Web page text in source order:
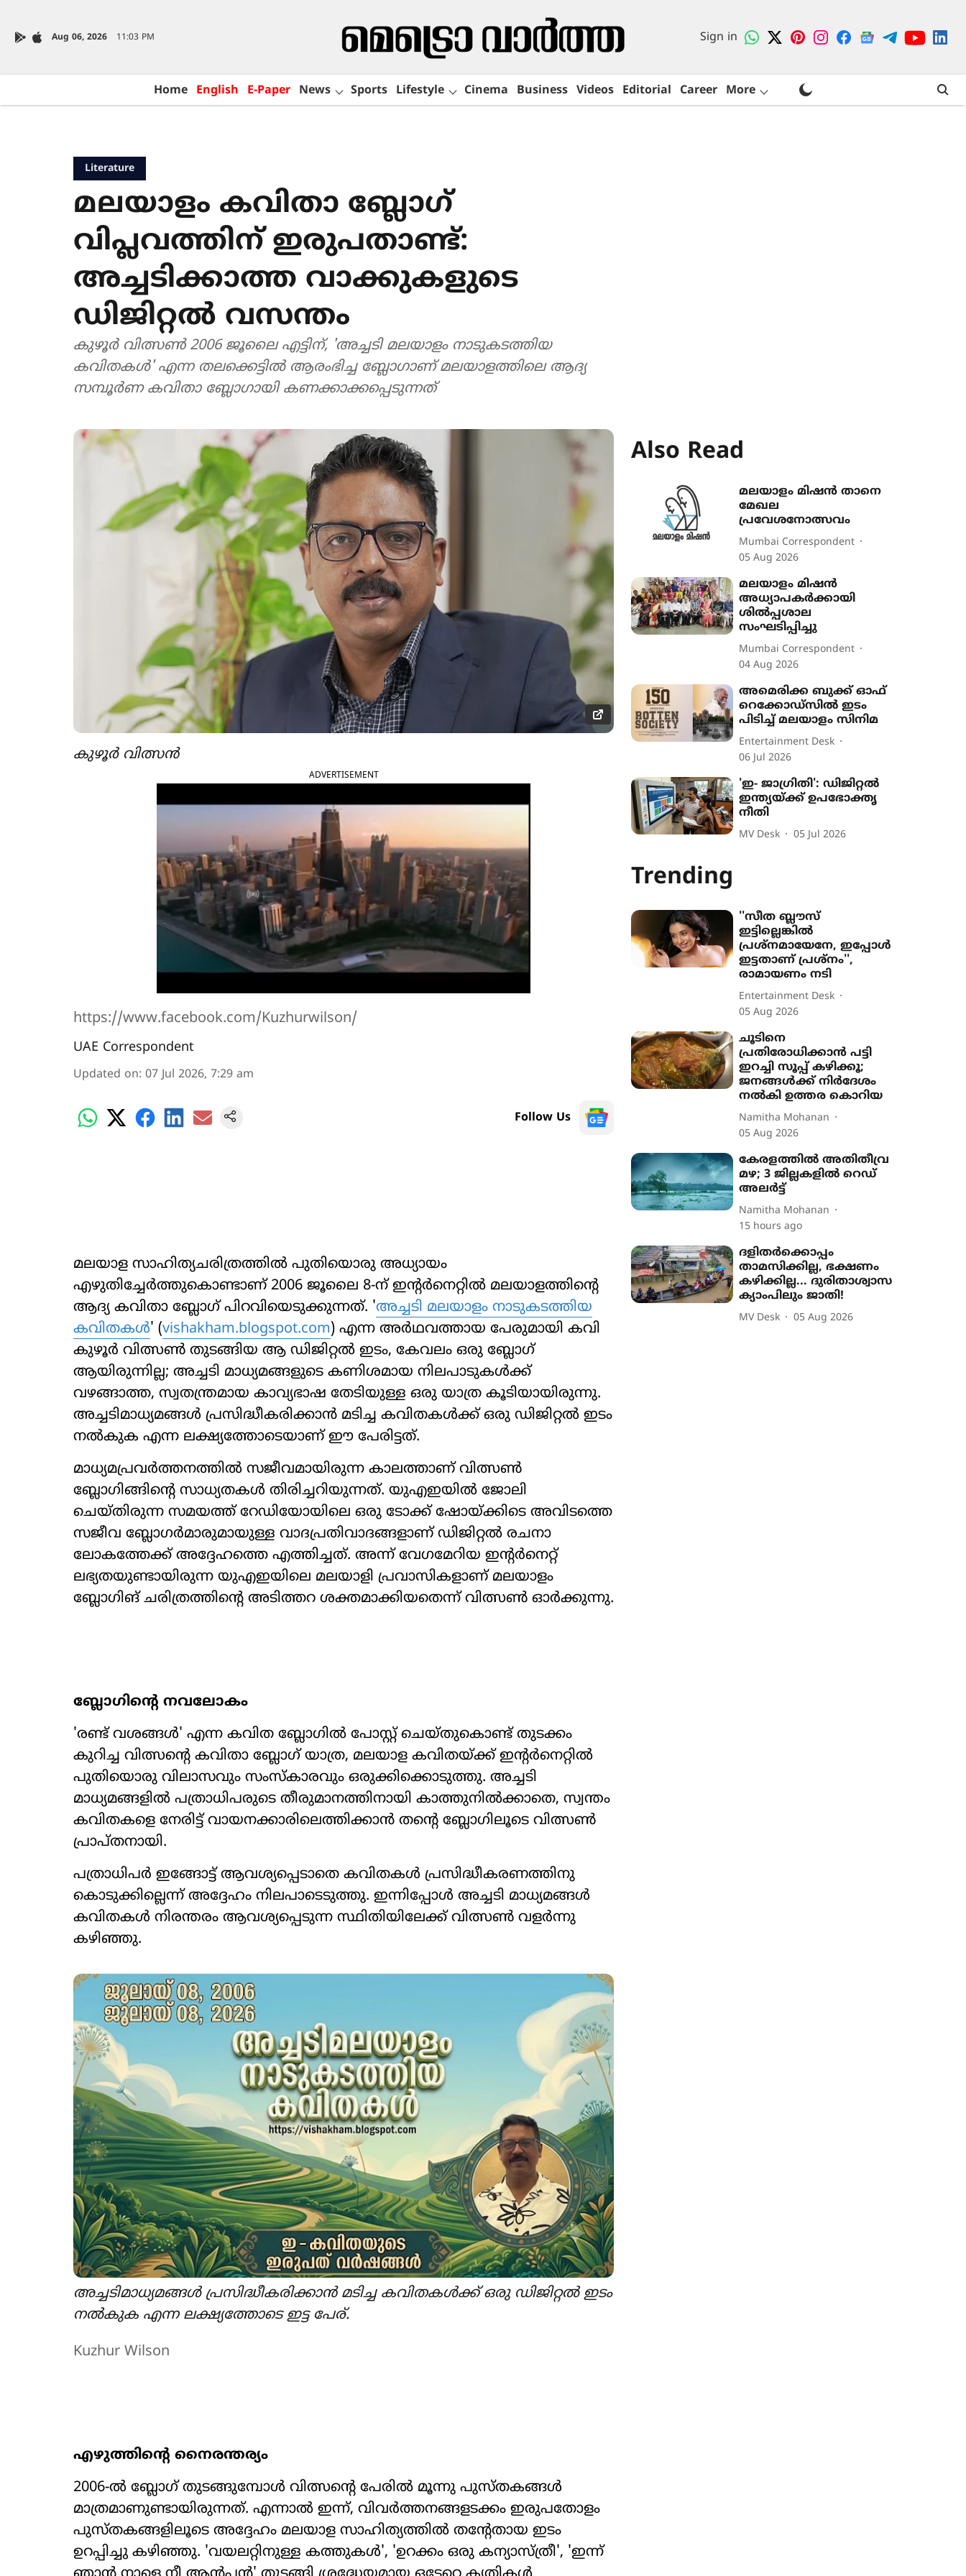
Aug 06, 2026 11:03 PM Sign in
Home English E-Paper News Sports Lifestyle Cinema Business Videos Editorial Career More
Literature
മലയാളം കവിതാ ബ്ലോഗ്
വിപ്ലവത്തിന് ഇരുപതാണ്ട്:
അച്ചടിക്കാത്ത വാക്കുകളുടെ
ഡിജിറ്റൽ വസന്തം
കുഴൂർ വിത്സൺ 2006 ജൂലൈ എട്ടിന്, 'അച്ചടി മലയാളം നാടുകടത്തിയ
കവിതകൾ' എന്ന തലക്കെട്ടിൽ ആരംഭിച്ച ബ്ലോഗാണ് മലയാളത്തിലെ ആദ്യ
സമ്പൂർണ കവിതാ ബ്ലോഗായി കണക്കാക്കപ്പെടുന്നത്
കുഴൂർ വിത്സൻ
ADVERTISEMENT
https://www.facebook.com/Kuzhurwilson/
UAE Correspondent
Updated on: 07 Jul 2026, 7:29 am
Follow Us
മലയാള സാഹിത്യചരിത്രത്തിൽ പുതിയൊരു അധ്യായം
എഴുതിച്ചേർത്തുകൊണ്ടാണ് 2006 ജൂലൈ 8-ന് ഇന്‍റർനെറ്റിൽ മലയാളത്തിന്‍റെ
ആദ്യ കവിതാ ബ്ലോഗ് പിറവിയെടുക്കുന്നത്. 'അച്ചടി മലയാളം നാടുകടത്തിയ
കവിതകൾ' (vishakham.blogspot.com) എന്ന അർഥവത്തായ പേരുമായി കവി
കുഴൂർ വിത്സൺ തുടങ്ങിയ ആ ഡിജിറ്റൽ ഇടം, കേവലം ഒരു ബ്ലോഗ്
ആയിരുന്നില്ല; അച്ചടി മാധ്യമങ്ങളുടെ കണിശമായ നിലപാടുകൾക്ക്
വഴങ്ങാത്ത, സ്വതന്ത്രമായ കാവ്യഭാഷ തേടിയുള്ള ഒരു യാത്ര കൂടിയായിരുന്നു.
അച്ചടിമാധ്യമങ്ങൾ പ്രസിദ്ധീകരിക്കാൻ മടിച്ച കവിതകൾക്ക് ഒരു ഡിജിറ്റൽ ഇടം
നൽകുക എന്ന ലക്ഷ്യത്തോടെയാണ് ഈ പേരിട്ടത്.
മാധ്യമപ്രവർത്തനത്തിൽ സജീവമായിരുന്ന കാലത്താണ് വിത്സൺ
ബ്ലോഗിങ്ങിന്‍റെ സാധ്യതകൾ തിരിച്ചറിയുന്നത്. യുഎഇയിൽ ജോലി
ചെയ്തിരുന്ന സമയത്ത് റേഡിയോയിലെ ഒരു ടോക്ക് ഷോയ്ക്കിടെ അവിടത്തെ
സജീവ ബ്ലോഗർമാരുമായുള്ള വാദപ്രതിവാദങ്ങളാണ് ഡിജിറ്റൽ രചനാ
ലോകത്തേക്ക് അദ്ദേഹത്തെ എത്തിച്ചത്. അന്ന് വേഗമേറിയ ഇന്‍റർനെറ്റ്
ലഭ്യതയുണ്ടായിരുന്ന യുഎഇയിലെ മലയാളി പ്രവാസികളാണ് മലയാളം
ബ്ലോഗിങ് ചരിത്രത്തിന്‍റെ അടിത്തറ ശക്തമാക്കിയതെന്ന് വിത്സൺ ഓർക്കുന്നു.
ബ്ലോഗിന്‍റെ നവലോകം
'രണ്ട് വശങ്ങൾ' എന്ന കവിത ബ്ലോഗിൽ പോസ്റ്റ് ചെയ്തുകൊണ്ട് തുടക്കം
കുറിച്ച വിത്സന്‍റെ കവിതാ ബ്ലോഗ് യാത്ര, മലയാള കവിതയ്ക്ക് ഇന്‍റർനെറ്റിൽ
പുതിയൊരു വിലാസവും സംസ്കാരവും ഒരുക്കിക്കൊടുത്തു. അച്ചടി
മാധ്യമങ്ങളിൽ പത്രാധിപരുടെ തീരുമാനത്തിനായി കാത്തുനിൽക്കാതെ, സ്വന്തം
കവിതകളെ നേരിട്ട് വായനക്കാരിലെത്തിക്കാൻ തന്‍റെ ബ്ലോഗിലൂടെ വിത്സൺ
പ്രാപ്തനായി.
പത്രാധിപർ ഇങ്ങോട്ട് ആവശ്യപ്പെടാതെ കവിതകൾ പ്രസിദ്ധീകരണത്തിനു
കൊടുക്കില്ലെന്ന് അദ്ദേഹം നിലപാടെടുത്തു. ഇന്നിപ്പോൾ അച്ചടി മാധ്യമങ്ങൾ
കവിതകൾ നിരന്തരം ആവശ്യപ്പെടുന്ന സ്ഥിതിയിലേക്ക് വിത്സൺ വളർന്നു
കഴിഞ്ഞു.
അച്ചടിമാധ്യമങ്ങൾ പ്രസിദ്ധീകരിക്കാൻ മടിച്ച കവിതകൾക്ക് ഒരു ഡിജിറ്റൽ ഇടം
നൽകുക എന്ന ലക്ഷ്യത്തോടെ ഇട്ട പേര്.
Kuzhur Wilson
എഴുത്തിന്‍റെ നൈരന്തര്യം
2006-ൽ ബ്ലോഗ് തുടങ്ങുമ്പോൾ വിത്സന്‍റെ പേരിൽ മൂന്നു പുസ്തകങ്ങൾ
മാത്രമാണുണ്ടായിരുന്നത്. എന്നാൽ ഇന്ന്, വിവർത്തനങ്ങളടക്കം ഇരുപതോളം
പുസ്തകങ്ങളിലൂടെ അദ്ദേഹം മലയാള സാഹിത്യത്തിൽ തന്‍റേതായ ഇടം
ഉറപ്പിച്ചു കഴിഞ്ഞു. 'വയലറ്റിനുള്ള കത്തുകൾ', 'ഉറക്കം ഒരു കന്യാസ്ത്രീ', 'ഇന്ന്
Also Read
മലയാളം മിഷന്‍ താനെ
മേഖല
പ്രവേശനോത്സവം
Mumbai Correspondent
05 Aug 2026
മലയാളം മിഷന്‍
അധ്യാപകര്‍ക്കായി
ശില്‍പ്പശാല
സംഘടിപ്പിച്ചു
Mumbai Correspondent
04 Aug 2026
അമെരിക്ക ബുക്ക് ഓഫ്
റെക്കോഡ്‌സിൽ ഇടം
പിടിച്ച് മലയാളം സിനിമ
Entertainment Desk
06 Jul 2026
'ഇ- ജാഗ്രിതി': ഡിജിറ്റൽ
ഇന്ത്യയ്ക്ക് ഉപഭോക്തൃ
നീതി
MV Desk 05 Jul 2026
Trending
''സീത ബ്ലൗസ്
ഇട്ടില്ലെങ്കിൽ
പ്രശ്നമായേനേ, ഇപ്പോൾ
ഇട്ടതാണ് പ്രശ്നം'',
രാമായണം നടി
Entertainment Desk
05 Aug 2026
ചൂടിനെ
പ്രതിരോധിക്കാൻ പട്ടി
ഇറച്ചി സൂപ്പ് കഴിക്കൂ;
ജനങ്ങൾക്ക് നിർദേശം
നൽകി ഉത്തര കൊറിയ
Namitha Mohanan
05 Aug 2026
കേരളത്തിൽ അതിതീവ്ര
മഴ; 3 ജില്ലകളിൽ റെഡ്
അലർട്ട്
Namitha Mohanan
15 hours ago
ദളിതർക്കൊപ്പം
താമസിക്കില്ല, ഭക്ഷണം
കഴിക്കില്ല... ദുരിതാശ്വാസ
ക്യാംപിലും ജാതി!
MV Desk 05 Aug 2026